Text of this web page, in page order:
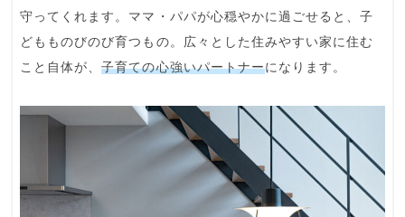
守ってくれます。ママ・パパが心穏やかに過ごせると、子
どもものびのび育つもの。広々とした住みやすい家に住む
こと自体が、子育ての心強いパートナーになります。